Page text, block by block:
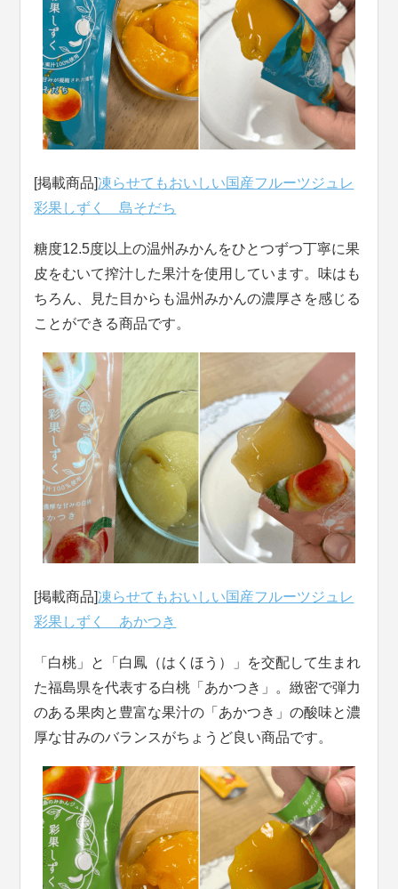
[掲載商品]凍らせてもおいしい国産フルーツジュレ
彩果しずく 島そだち
糖度12.5度以上の温州みかんをひとつずつ丁寧に果
皮をむいて搾汁した果汁を使用しています。味はも
ちろん、見た目からも温州みかんの濃厚さを感じる
ことができる商品です。
[掲載商品]凍らせてもおいしい国産フルーツジュレ
彩果しずく あかつき
「白桃」と「白鳳（はくほう）」を交配して生まれ
た福島県を代表する白桃「あかつき」。緻密で弾力
のある果肉と豊富な果汁の「あかつき」の酸味と濃
厚な甘みのバランスがちょうど良い商品です。